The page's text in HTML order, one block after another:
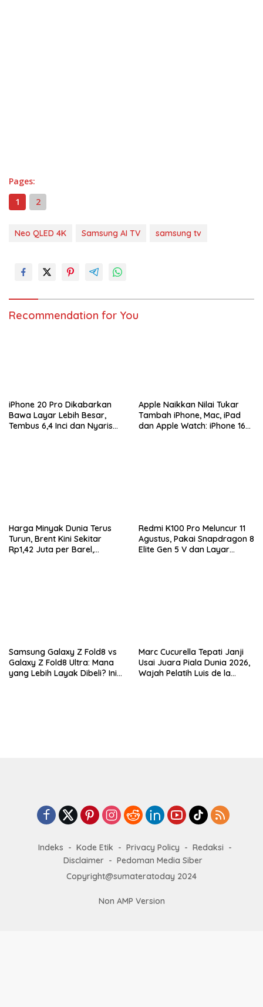
Pages:
1
2
Neo QLED 4K Samsung AI TV samsung tv
Recommendation for You
iPhone 20 Pro Dikabarkan
Bawa Layar Lebih Besar,
Tembus 6,4 Inci dan Nyaris
Apple Naikkan Nilai Tukar
Tambah iPhone, Mac, iPad
dan Apple Watch: iPhone 16
Harga Minyak Dunia Terus
Turun, Brent Kini Sekitar
Rp1,42 Juta per Barel,
Redmi K100 Pro Meluncur 11
Agustus, Pakai Snapdragon 8
Elite Gen 5 V dan Layar
Samsung Galaxy Z Fold8 vs
Galaxy Z Fold8 Ultra: Mana
yang Lebih Layak Dibeli? Ini
Marc Cucurella Tepati Janji
Usai Juara Piala Dunia 2026,
Wajah Pelatih Luis de la
Indeks Kode Etik Privacy Policy
Redaksi
Disclaimer
Pedoman Media Siber
Copyright@sumateratoday 2024
Non AMP Version